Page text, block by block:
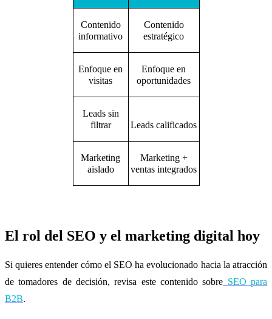
Contenido
informativo
Contenido
estratégico
Enfoque en
visitas
Enfoque en
oportunidades
Leads sin
filtrar
Leads calificados
Marketing
aislado
Marketing +
ventas integrados
El rol del SEO y el marketing digital hoy
Si quieres entender cómo el SEO ha evolucionado hacia la atracción
de tomadores de decisión, revisa este contenido sobre SEO para
B2B.